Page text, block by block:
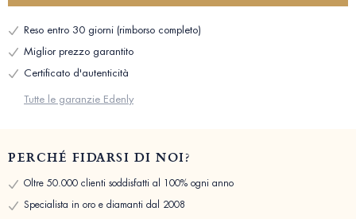
Reso entro 30 giorni (rimborso completo)
Miglior prezzo garantito
Certificato d'autenticità
Tutte le garanzie Edenly
PERCHÉ FIDARSI DI NOI?
Oltre 50.000 clienti soddisfatti al 100% ogni anno
Specialista in oro e diamanti dal 2008